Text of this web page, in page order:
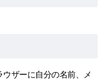
ザーに自分の名前、メ